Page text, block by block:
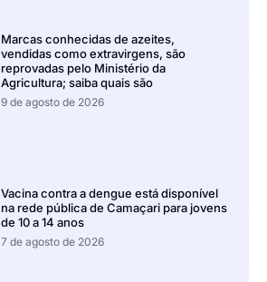
Marcas conhecidas de azeites,
vendidas como extravirgens, são
reprovadas pelo Ministério da
Agricultura; saiba quais são
9 de agosto de 2026
Vacina contra a dengue está disponível
na rede pública de Camaçari para jovens
de 10 a 14 anos
7 de agosto de 2026